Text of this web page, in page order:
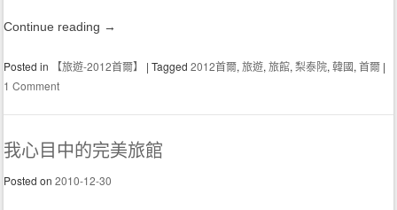
Continue reading →
Posted in 【旅遊-2012首爾】 |Tagged2012首爾,旅遊,旅館,梨泰院,韓國,首爾 |
1 Comment
我心目中的完美旅館
Posted on2010-12-30